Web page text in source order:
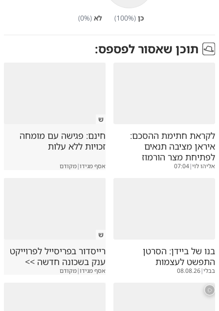
כן (
100%) לא (
0%)
תוכן שאסור לפספס:
לקראת חתימת ההסכם:
איראן מציבה תנאים
לפתיחת מצר הורמוז
אליהו לוי|
07:04
ש
חינם: פגישה עם מומחה
זכויות ללא עלות
אסף מגידו|מקודם
בנו של ביידן: הסרטן
התפשט לעצמות
בבלי|
08.08.26
ש
רייסדור בפריסייל לפרוייקט
ענק בשכונה חדשה >>
אסף מגידו|מקודם